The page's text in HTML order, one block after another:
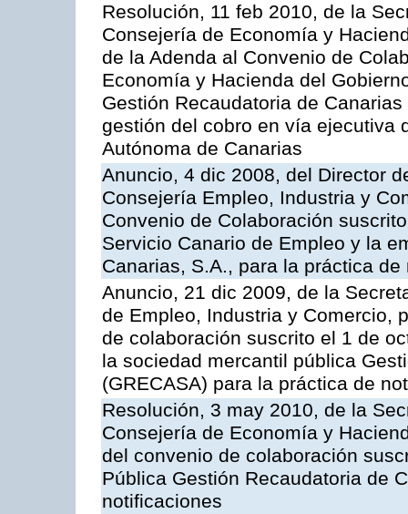
Resolución, 11 feb 2010, de la
Consejería de Economía y
de la Adenda al Convenio de
Economía y Hacienda del
Gestión Recaudatoria de
gestión del cobro en vía ejecutiva
Autónoma de Canarias
Anuncio, 4 dic 2008, del Director
Consejería Empleo, Industria y
Convenio de Colaboración
Servicio Canario de Empleo y la
Canarias, S.A., para la práctica
Anuncio, 21 dic 2009, de la
de Empleo, Industria y Comercio,
de colaboración suscrito el 1 de
la sociedad mercantil pública
(GRECASA) para la práctica de
Resolución, 3 may 2010, de la
Consejería de Economía y
del convenio de colaboración
Pública Gestión Recaudatoria de
notificaciones